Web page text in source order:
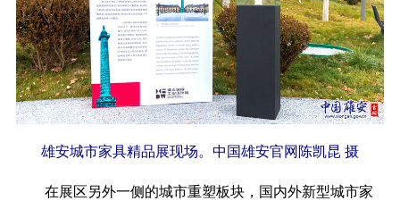
雄安城市家具精品展现场。中国雄安官网陈凯昆 摄
在展区另外一侧的城市重塑板块，国内外新型城市家